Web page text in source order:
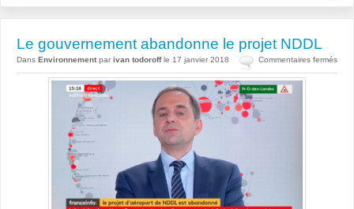
Le gouvernement abandonne le projet NDDL
Dans Environnement par ivan todoroffle 17 janvier 2018 Commentaires ferméssur
Le